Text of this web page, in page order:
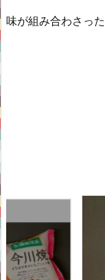
味が組み合わさっ